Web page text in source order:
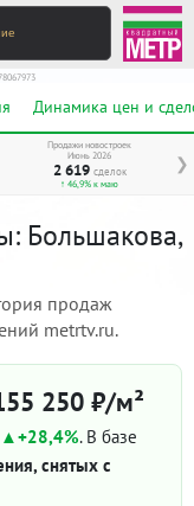
Динамика цен и
❯
Продажи новостроек
Июнь 2026
2 619 сделок
↑ 46,9% к маю
Большакова,
продаж
metrtv.ru.
250 ₽/м²
+28,4%. В базе
снятых с